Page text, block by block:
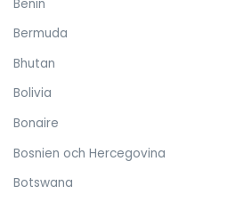
Benin
Bermuda
Bhutan
Bolivia
Bonaire
Bosnien och Hercegovina
Botswana